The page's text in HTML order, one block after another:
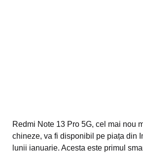
Redmi Note 13 Pro 5G, cel mai nou
chineze, va fi disponibil pe piața din
lunii ianuarie. Acesta este primul